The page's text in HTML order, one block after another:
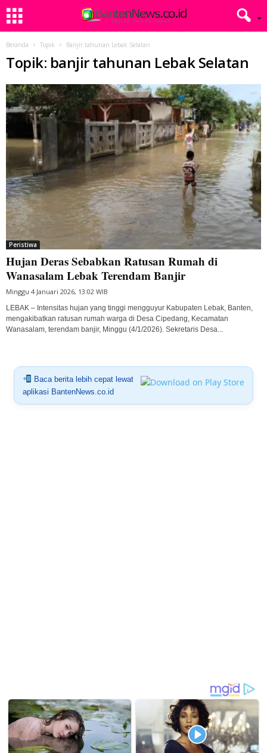
Beranda Topik Banjir tahunan Lebak Selatan
Topik: banjir tahunan Lebak Selatan
Peristiwa
Hujan Deras Sebabkan Ratusan Rumah di
Wanasalam Lebak Terendam Banjir
Minggu 4 Januari 2026, 13:02 WIB
LEBAK – Intensitas hujan yang tinggi mengguyur Kabupaten Lebak, Banten,
mengakibatkan ratusan rumah warga di Desa Cipedang, Kecamatan
Wanasalam, terendam banjir, Minggu (4/1/2026). Sekretaris Desa...
Baca berita lebih cepat lewat
aplikasi BantenNews.co.id